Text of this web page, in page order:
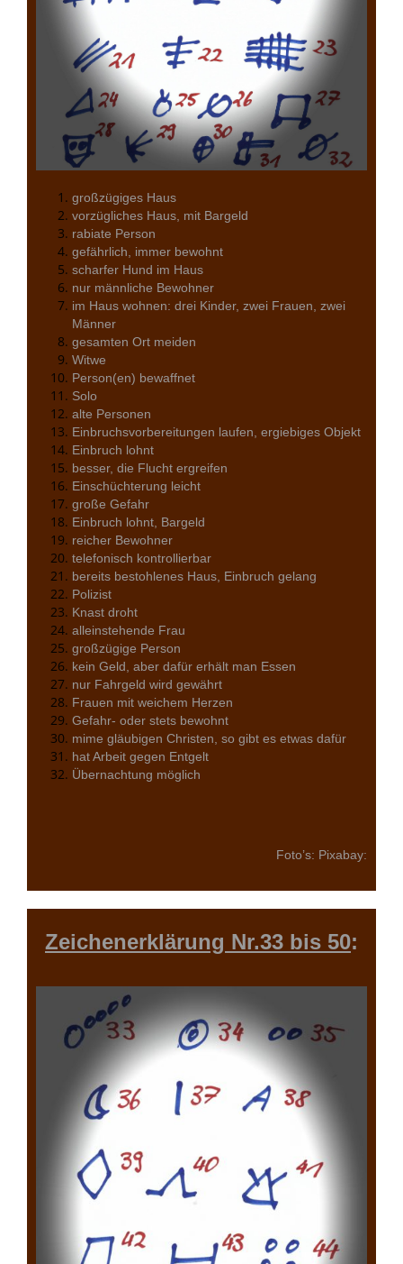
großzügiges Haus
vorzügliches Haus, mit Bargeld
rabiate Person
gefährlich, immer bewohnt
scharfer Hund im Haus
nur männliche Bewohner
im Haus wohnen: drei Kinder, zwei Frauen, zwei
Männer
gesamten Ort meiden
Witwe
Person(en) bewaffnet
Solo
alte Personen
Einbruchsvorbereitungen laufen, ergiebiges Objekt
Einbruch lohnt
besser, die Flucht ergreifen
Einschüchterung leicht
große Gefahr
Einbruch lohnt, Bargeld
reicher Bewohner
telefonisch kontrollierbar
bereits bestohlenes Haus, Einbruch gelang
Polizist
Knast droht
alleinstehende Frau
großzügige Person
kein Geld, aber dafür erhält man Essen
nur Fahrgeld wird gewährt
Frauen mit weichem Herzen
Gefahr- oder stets bewohnt
mime gläubigen Christen, so gibt es etwas dafür
hat Arbeit gegen Entgelt
Übernachtung möglich
Foto’s: Pixabay:
Zeichenerklärung Nr.33 bis 50: